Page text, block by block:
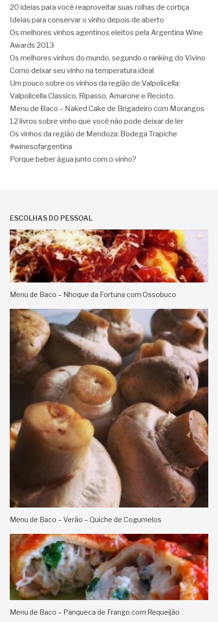
posts
20 ideias para você reaproveitar suas rolhas de cortiça
Ideias para conservar o vinho depois de aberto
Os melhores vinhos agentinos eleitos pela Argentina Wine
Awards 2013
Os melhores vinhos do mundo, segundo o ranking do Vivino
Como deixar seu vinho na temperatura ideal
Um pouco sobre os vinhos da região de Valpolicella:
Valpolicella Classico, Ripasso, Amarone e Recioto.
Menu de Baco – Naked Cake de Brigadeiro com Morangos
12 livros sobre vinho que você não pode deixar de ler
Os vinhos da região de Mendoza: Bodega Trapiche
#winesofargentina
Porque beber água junto com o vinho?
ESCOLHAS DO PESSOAL
Menu de Baco – Nhoque da Fortuna com Ossobuco
Menu de Baco – Verão – Quiche de Cogumelos
Menu de Baco – Panqueca de Frango com Requeijão